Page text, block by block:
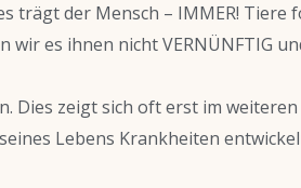
trägt der Mensch – IMMER! Tiere
es ihnen nicht VERNÜNFTIG
Dies zeigt sich oft erst im
Lebens Krankheiten